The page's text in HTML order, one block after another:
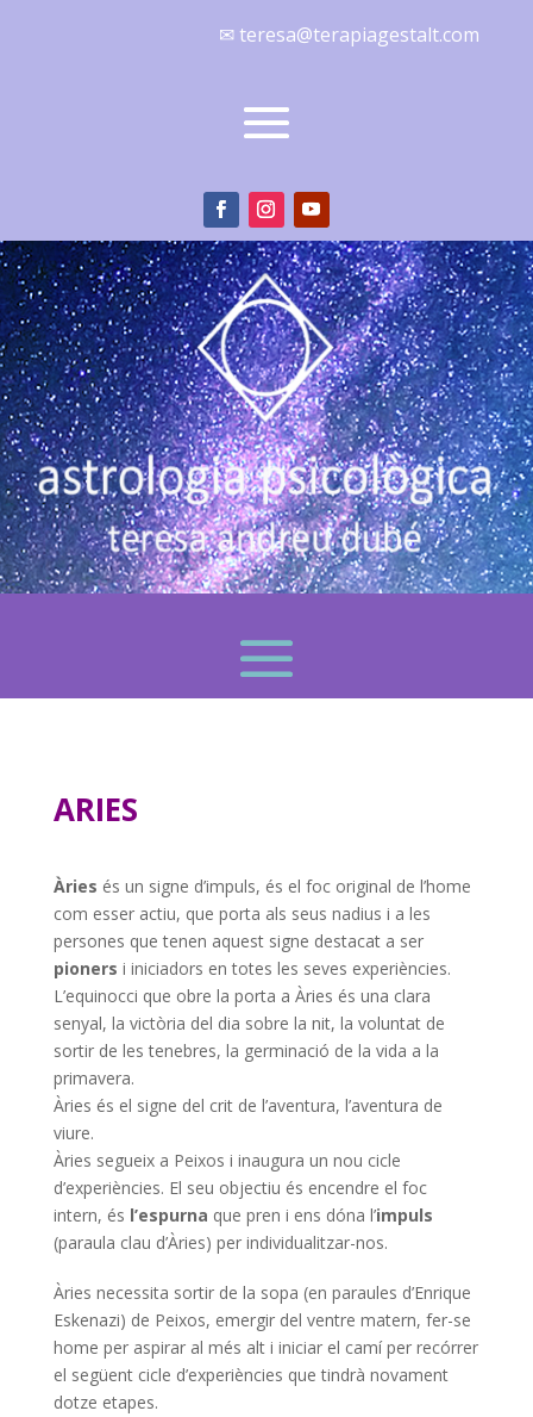
✉ teresa@terapiagestalt.com
ARIES
Àries és un signe d’impuls, és el foc original de l’home
com esser actiu, que porta als seus nadius i a les
persones que tenen aquest signe destacat a ser
pioners i iniciadors en totes les seves experiències.
L’equinocci que obre la porta a Àries és una clara
senyal, la victòria del dia sobre la nit, la voluntat de
sortir de les tenebres, la germinació de la vida a la
primavera.
Àries és el signe del crit de l’aventura, l’aventura de
viure.
Àries segueix a Peixos i inaugura un nou cicle
d’experiències. El seu objectiu és encendre el foc
intern, és l’espurna que pren i ens dóna l’impuls
(paraula clau d’Àries) per individualitzar-nos.
Àries necessita sortir de la sopa (en paraules d’Enrique
Eskenazi) de Peixos, emergir del ventre matern, fer-se
home per aspirar al més alt i iniciar el camí per recórrer
el següent cicle d’experiències que tindrà novament
dotze etapes.